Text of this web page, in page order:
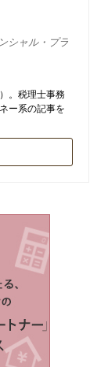
シャル・プラ
。税理士事務
ー系の記事を